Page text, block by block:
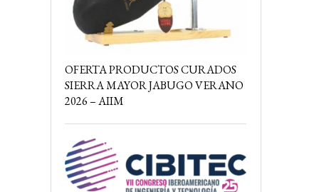
OFERTA PRODUCTOS CURADOS
SIERRA MAYOR JABUGO VERANO
2026 – AIIM